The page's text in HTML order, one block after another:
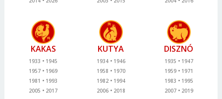
KAKAS
1933
1945
1957
1969
1981
1993
2005
2017
KUTYA
1934
1946
1958
1970
1982
1994
2006
2018
DISZNÓ
1935
1947
1959
1971
1983
1995
2007
2019